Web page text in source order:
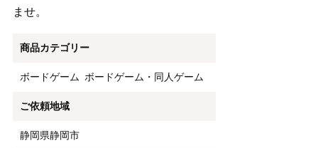
ませ。
商品カテゴリー
ボードゲーム ボードゲーム・同人ゲーム
ご依頼地域
静岡県静岡市